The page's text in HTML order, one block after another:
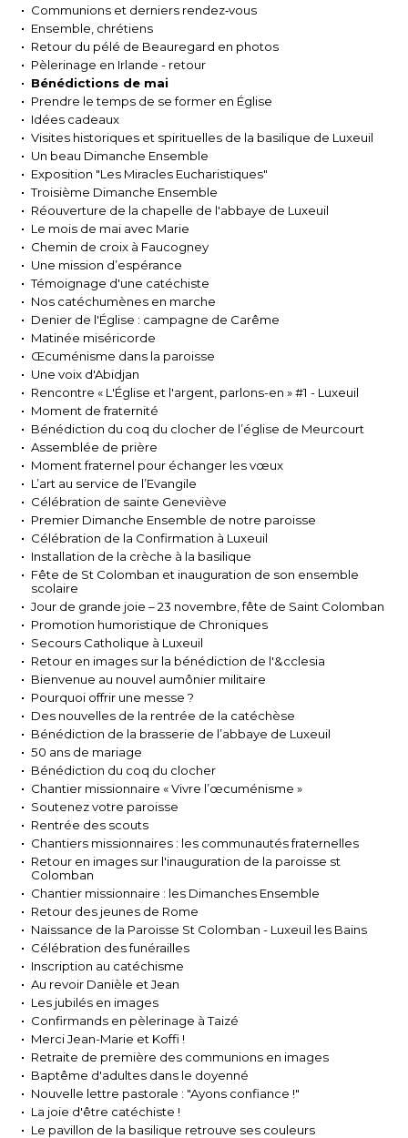
Communions et derniers rendez‑vous
Ensemble, chrétiens
Retour du pélé de Beauregard en photos
Pèlerinage en Irlande - retour
Bénédictions de mai
Prendre le temps de se former en Église
Idées cadeaux
Visites historiques et spirituelles de la basilique de Luxeuil
Un beau Dimanche Ensemble
Exposition "Les Miracles Eucharistiques"
Troisième Dimanche Ensemble
Réouverture de la chapelle de l'abbaye de Luxeuil
Le mois de mai avec Marie
Chemin de croix à Faucogney
Une mission d’espérance
Témoignage d'une catéchiste
Nos catéchumènes en marche
Denier de l'Église : campagne de Carême
Matinée miséricorde
Œcuménisme dans la paroisse
Une voix d'Abidjan
Rencontre « L'Église et l'argent, parlons-en » #1 - Luxeuil
Moment de fraternité
Bénédiction du coq du clocher de l’église de Meurcourt
Assemblée de prière
Moment fraternel pour échanger les vœux
L’art au service de l’Evangile
Célébration de sainte Geneviève
Premier Dimanche Ensemble de notre paroisse
Célébration de la Confirmation à Luxeuil
Installation de la crèche à la basilique
Fête de St Colomban et inauguration de son ensemble
scolaire
Jour de grande joie – 23 novembre, fête de Saint Colomban
Promotion humoristique de Chroniques
Secours Catholique à Luxeuil
Retour en images sur la bénédiction de l'&cclesia
Bienvenue au nouvel aumônier militaire
Pourquoi offrir une messe ?
Des nouvelles de la rentrée de la catéchèse
Bénédiction de la brasserie de l’abbaye de Luxeuil
50 ans de mariage
Bénédiction du coq du clocher
Chantier missionnaire « Vivre l’œcuménisme »
Soutenez votre paroisse
Rentrée des scouts
Chantiers missionnaires : les communautés fraternelles
Retour en images sur l'inauguration de la paroisse st
Colomban
Chantier missionnaire : les Dimanches Ensemble
Retour des jeunes de Rome
Naissance de la Paroisse St Colomban - Luxeuil les Bains
Célébration des funérailles
Inscription au catéchisme
Au revoir Danièle et Jean
Les jubilés en images
Confirmands en pèlerinage à Taizé
Merci Jean-Marie et Koffi !
Retraite de première des communions en images
Baptême d'adultes dans le doyenné
Nouvelle lettre pastorale : "Ayons confiance !"
La joie d'être catéchiste !
Le pavillon de la basilique retrouve ses couleurs